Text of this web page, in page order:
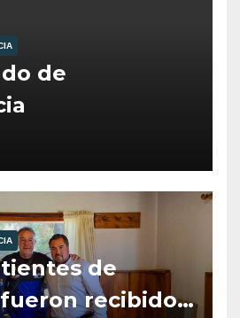
de
de
recibidos